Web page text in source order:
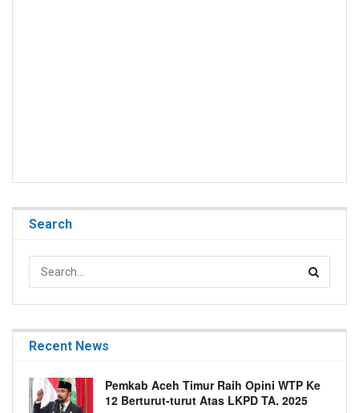
Search
Recent News
Pemkab Aceh Timur Raih Opini WTP Ke
12 Berturut-turut Atas LKPD TA. 2025